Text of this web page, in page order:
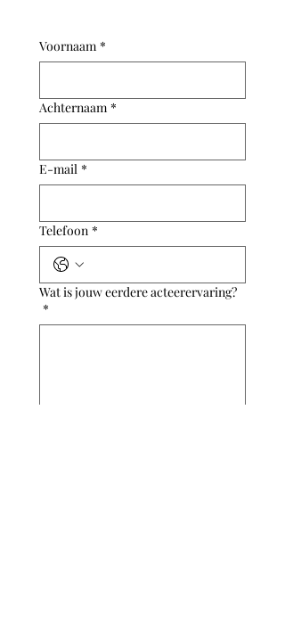
Voornaam *
Achternaam *
E-mail *
Telefoon *
Wat is jouw eerdere acteerervaring?
*